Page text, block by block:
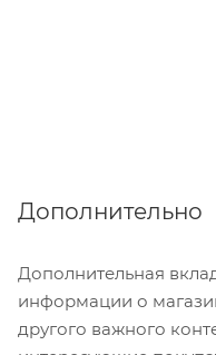
Дополнительно
Дополнительная
информации о
другого важного